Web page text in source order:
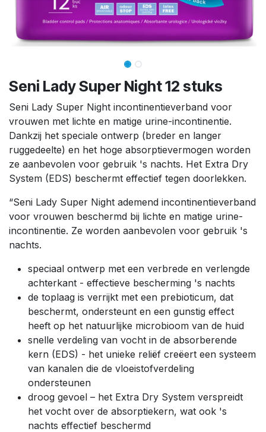
Seni Lady Super Night 12 stuks
Seni Lady Super Night incontinentieverband voor
vrouwen met lichte en matige urine-incontinentie.
Dankzij het speciale ontwerp (breder en langer
ruggedeelte) en het hoge absorptievermogen worden
ze aanbevolen voor gebruik 's nachts. Het Extra Dry
System (EDS) beschermt effectief tegen doorlekken.
“Seni Lady Super Night ademend incontinentieverband
voor vrouwen beschermd bij lichte en matige urine-
incontinentie. Ze worden aanbevolen voor gebruik 's
nachts.
speciaal ontwerp met een verbrede en verlengde
achterkant - effectieve bescherming 's nachts
de toplaag is verrijkt met een prebioticum, dat
beschermt, ondersteunt en een gunstig effect
heeft op het natuurlijke microbioom van de huid
snelle verdeling van vocht in de absorberende
kern (EDS) - het unieke reliëf creëert een systeem
van kanalen die de vloeistofverdeling
ondersteunen
droog gevoel – het Extra Dry System verspreidt
het vocht over de absorptiekern, wat ook 's
nachts effectief beschermd